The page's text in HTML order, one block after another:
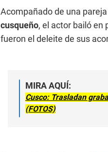
c
n
d
s
Acompañado de una
cusqueño, el actor bailó en
fueron el deleite de sus
MIRA AQUÍ:
Cusco: Trasladan
(FOTOS)